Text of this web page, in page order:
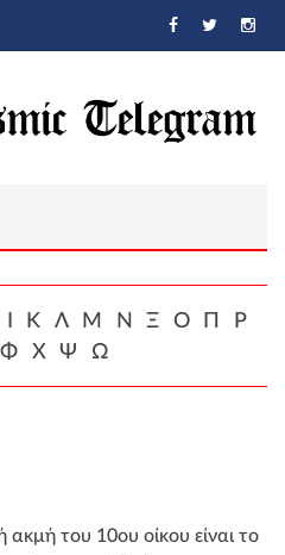
Κ Λ Μ Ν Ξ Ο Π
Ρ
Φ Χ Ψ Ω
του 10ου οίκου είναι το